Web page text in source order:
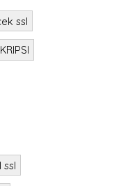
ssl
ssl